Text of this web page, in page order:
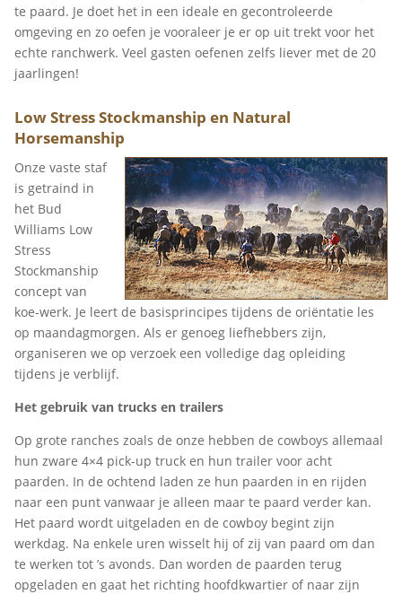
te paard. Je doet het in een ideale en gecontroleerde
omgeving en zo oefen je vooraleer je er op uit trekt voor het
echte ranchwerk. Veel gasten oefenen zelfs liever met de 20
jaarlingen!
Low Stress Stockmanship en Natural
Horsemanship
Onze vaste staf
is getraind in
het Bud
Williams Low
Stress
Stockmanship
concept van
koe-werk. Je leert de basisprincipes tijdens de oriëntatie les
op maandagmorgen. Als er genoeg liefhebbers zijn,
organiseren we op verzoek een volledige dag opleiding
tijdens je verblijf.
Het gebruik van trucks en trailers
Op grote ranches zoals de onze hebben de cowboys allemaal
hun zware 4×4 pick-up truck en hun trailer voor acht
paarden. In de ochtend laden ze hun paarden in en rijden
naar een punt vanwaar je alleen maar te paard verder kan.
Het paard wordt uitgeladen en de cowboy begint zijn
werkdag. Na enkele uren wisselt hij of zij van paard om dan
te werken tot ’s avonds. Dan worden de paarden terug
opgeladen en gaat het richting hoofdkwartier of naar zijn